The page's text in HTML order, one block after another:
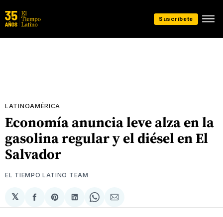
Suscríbete
LATINOAMÉRICA
Economía anuncia leve alza en la
gasolina regular y el diésel en El
Salvador
EL TIEMPO LATINO TEAM
𝕏
Compartir
en
Share
on
Compartir
en
Share
on
Compartir
via